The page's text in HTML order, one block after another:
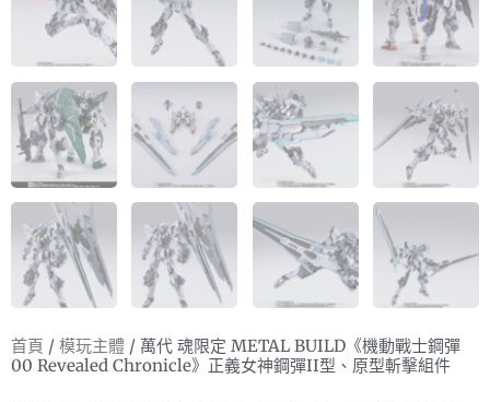
首頁 / 模玩主體 / 萬代 魂限定 METAL BUILD《機動戰士鋼彈
00 Revealed Chronicle》正義女神鋼彈II型、原型斬擊組件